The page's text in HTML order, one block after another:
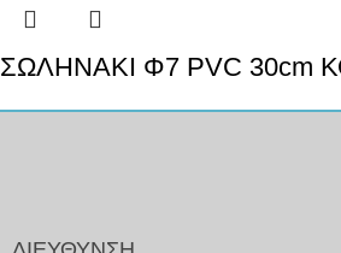
ΣΩΛΗΝΑΚΙ Φ7 PVC 30cm